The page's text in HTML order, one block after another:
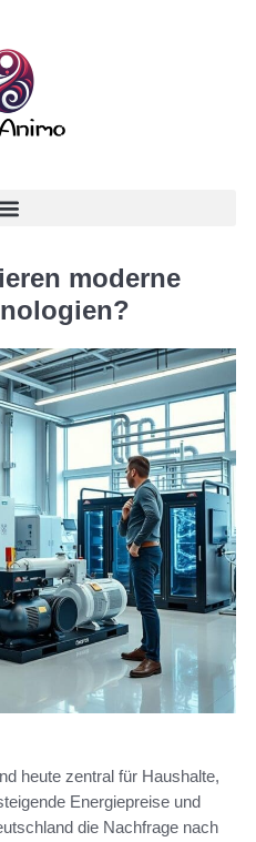
moderne
heute zentral für Haushalte,
Energiepreise und
die Nachfrage nach